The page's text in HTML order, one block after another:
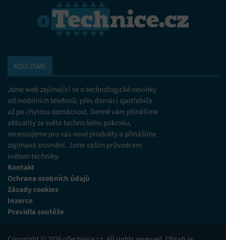
KDO JSME
Jsme web zajímající se o technologické novinky
od mobilních telefonů, přes domácí spotřebiče
až po chytrou domácnost. Denně vám přinášíme
aktuality ze světa technického pokroku,
recenzujeme pro vás nové produkty a přinášíme
zajímavá srovnání. Jsme vaším průvodcem
světem techniky.
Kontakt
Ochrana osobních údajů
Zásady cookies
Inzerce
Pravidla soutěže